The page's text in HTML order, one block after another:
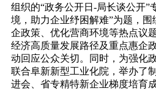
组织的“政务公开日-局长谈公开”
境，助力企业纾困解难”为题，围
企政策、优化营商环境等热点议
经济高质量发展路径及重点惠企
动回应公众关切。同时，为强化
联合阜新新型工业化院，举办了
进会、省专精特新企业梯度培育